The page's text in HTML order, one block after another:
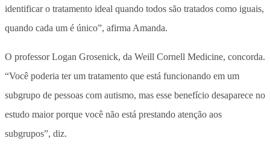
identificar o tratamento ideal quando todos são tratados como iguais,
quando cada um é único”, afirma Amanda.
O professor Logan Grosenick, da Weill Cornell Medicine, concorda.
“Você poderia ter um tratamento que está funcionando em um
subgrupo de pessoas com autismo, mas esse benefício desaparece no
estudo maior porque você não está prestando atenção aos
subgrupos”, diz.